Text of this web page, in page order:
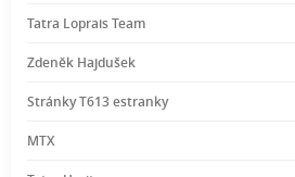
Tatra Loprais Team
Zdeněk Hajdušek
Stránky T613 estranky
MTX